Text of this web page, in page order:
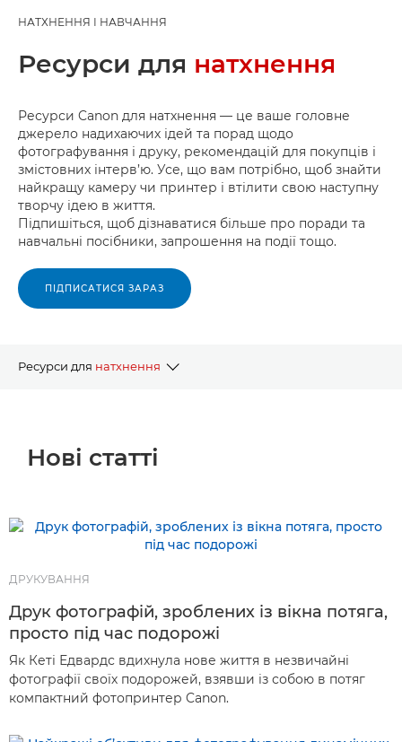
НАТХНЕННЯ І НАВЧАННЯ
Ресурси для натхнення
Ресурси Canon для натхнення — це ваше головне
джерело надихаючих ідей та порад щодо
фотографування і друку, рекомендацій для покупців і
змістовних інтерв’ю. Усе, що вам потрібно, щоб знайти
найкращу камеру чи принтер і втілити свою наступну
творчу ідею в життя.
Підпишіться, щоб дізнаватися більше про поради та
навчальні посібники, запрошення на події тощо.
ПІДПИСАТИСЯ ЗАРАЗ
Ресурси для натхнення
Історії
Жанри та методи фотографування
Нові статті
ДРУКУВАННЯ
Друк фотографій, зроблених із вікна потяга,
просто під час подорожі
Як Кеті Едвардс вдихнула нове життя в незвичайні
фотографії своїх подорожей, взявши із собою в потяг
компактний фотопринтер Canon.